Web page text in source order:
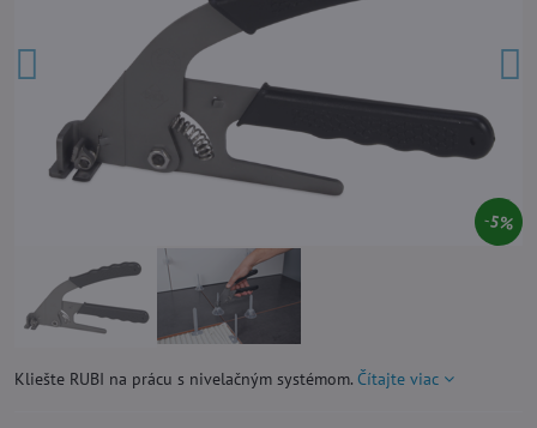
5%
Kliešte RUBI na prácu s nivelačným systémom. Čítajte viac